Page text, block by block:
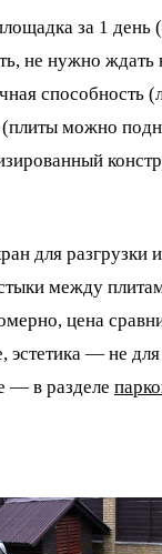
за 1
не нужно ждать
способность
можно
для разгрузки
между
цена
— не для
— в разделе